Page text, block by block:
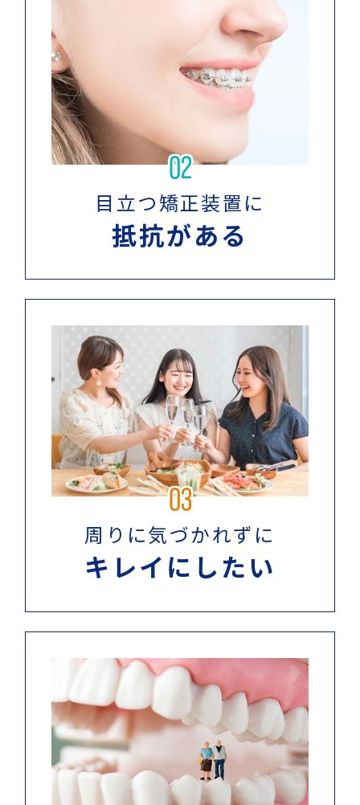
02
目立つ矯正装置に
抵抗がある
03
周りに気づかれずに
キレイにしたい